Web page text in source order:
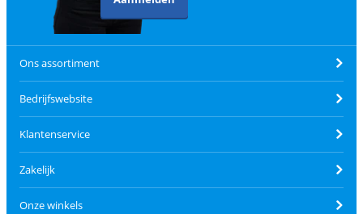
Ons assortiment
Bedrijfswebsite
Klantenservice
Zakelijk
Onze winkels